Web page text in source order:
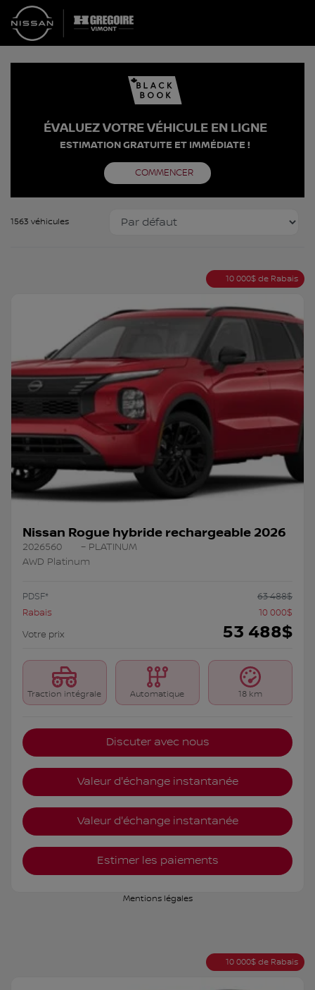
ÉVALUEZ VOTRE VÉHICULE EN LIGNE
ESTIMATION GRATUITE ET IMMÉDIATE !
COMMENCER
1563 véhicules
10 000$ de Rabais
Nissan Rogue hybride rechargeable 2026
2026560
– PLATINUM
AWD Platinum
PDSF* 63 488$
Rabais
10 000$
Votre prix
53 488$
Traction intégrale Automatique 18 km
Discuter avec nous
Valeur d'échange instantanée
Valeur d'échange instantanée
Estimer les paiements
Mentions légales
10 000$ de Rabais